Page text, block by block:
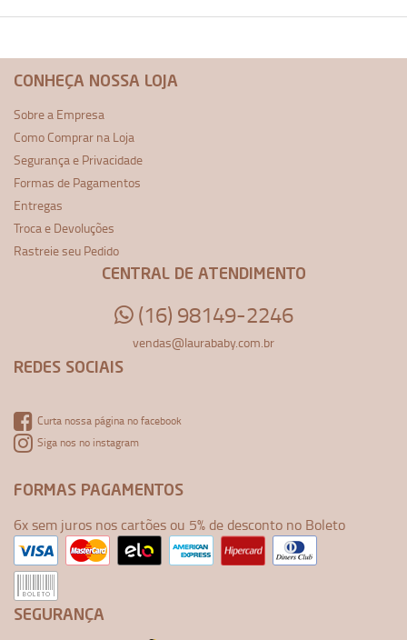
CONHEÇA NOSSA LOJA
Sobre a Empresa
Como Comprar na Loja
Segurança e Privacidade
Formas de Pagamentos
Entregas
Troca e Devoluções
Rastreie seu Pedido
CENTRAL DE ATENDIMENTO
(16) 98149-2246
vendas@laurababy.com.br
REDES SOCIAIS
Curta nossa página no facebook
Siga nos no instagram
FORMAS PAGAMENTOS
6x sem juros nos cartões ou 5% de desconto no Boleto
SEGURANÇA